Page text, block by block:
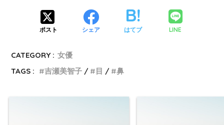
ポスト シェア はてブ LINE
CATEGORY : 女優
TAGS :
吉瀬美智子 目 鼻